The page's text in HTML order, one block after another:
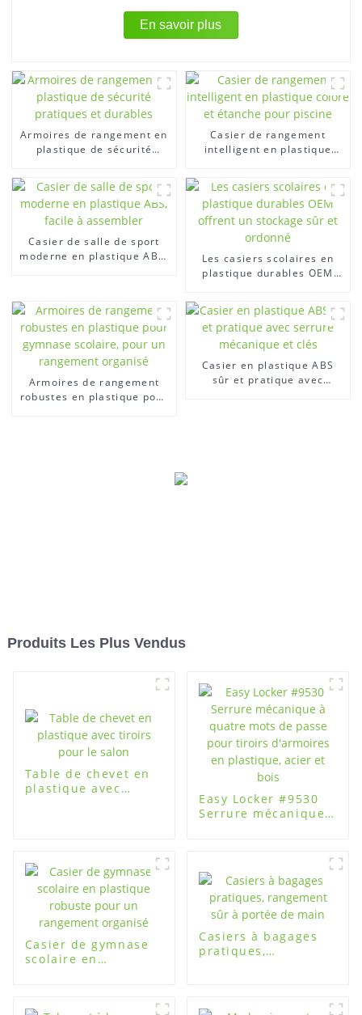
En savoir plus
Armoires de rangement en
plastique de sécurité
Casier de rangement
intelligent en plastique
Casier de salle de sport
moderne en plastique ABS,
Les casiers scolaires en
plastique durables OEM
Armoires de rangement
robustes en plastique pour
Casier en plastique ABS
sûr et pratique avec
Produits Les Plus Vendus
Table de chevet en
plastique avec
Easy Locker #9530
Serrure mécanique
plastique, acier et
bois
Casier de gymnase
scolaire en
Casiers à bagages
pratiques,